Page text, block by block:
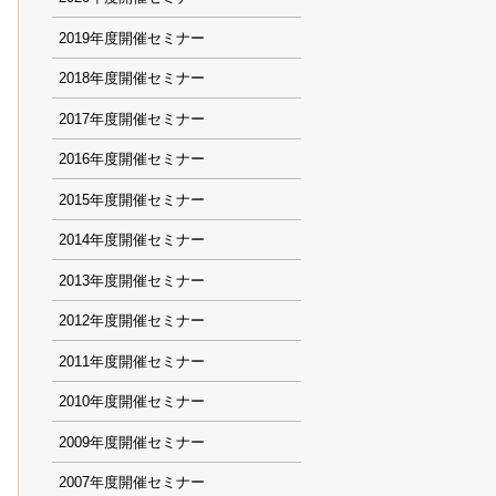
2019
2018
2017
2016
2015
2014
2013
2012
2011
2010
2009
2007